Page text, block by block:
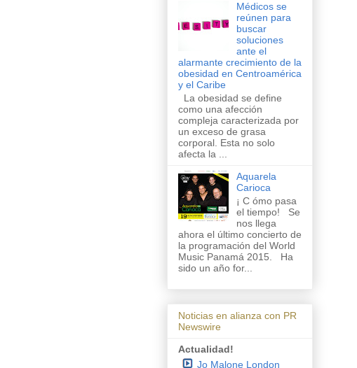
Médicos se
reúnen para
buscar
soluciones
ante el
alarmante crecimiento de la
obesidad en Centroamérica
y el Caribe
La obesidad se define
como una afección
compleja caracterizada por
un exceso de grasa
corporal. Esta no solo
afecta la ...
Aquarela
Carioca
¡ C ómo pasa
el tiempo! Se
nos llega
ahora el último concierto de
la programación del World
Music Panamá 2015. Ha
sido un año for...
Noticias en alianza con PR
Newswire
Actualidad!
Jo Malone London